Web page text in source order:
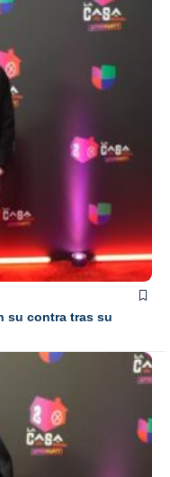
su contra tras su